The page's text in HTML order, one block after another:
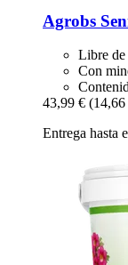
Agrobs
Libre de
Con
43,99 €
Entrega hasta